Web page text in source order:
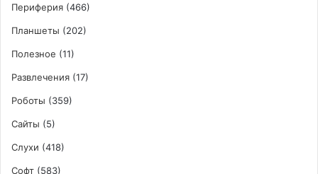
Периферия (466)
Планшеты (202)
Полезное (11)
Развлечения (17)
Роботы (359)
Сайты (5)
Слухи (418)
Софт (583)